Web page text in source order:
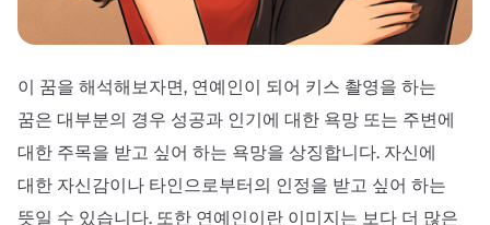
이 꿈을 해석해보자면, 연예인이 되어 키스 촬영을 하는
꿈은 대부분의 경우 성공과 인기에 대한 욕망 또는 주변에
대한 주목을 받고 싶어 하는 욕망을 상징합니다. 자신에
대한 자신감이나 타인으로부터의 인정을 받고 싶어 하는
뜻일 수 있습니다. 또한 연예인이란 이미지는 보다 더 많은